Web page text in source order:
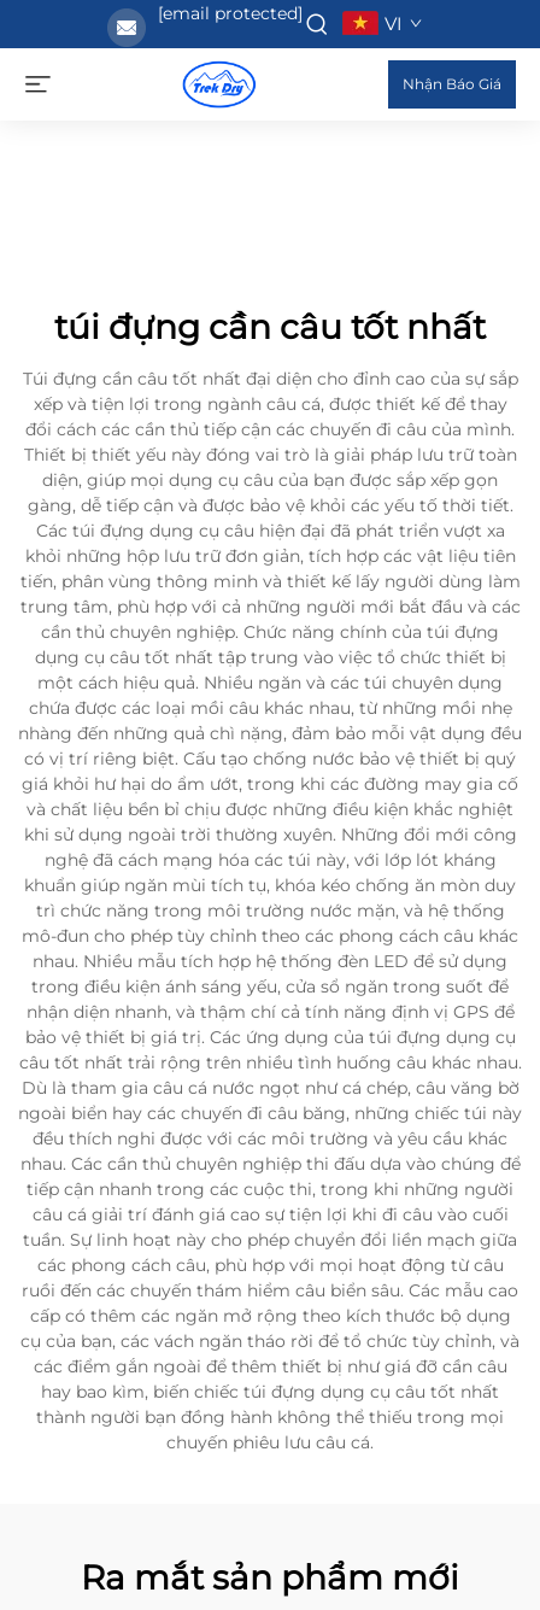
[email protected] VI
Nhận Báo Giá
túi đựng cần câu tốt nhất
Túi đựng cần câu tốt nhất đại diện cho đỉnh cao của sự sắp
xếp và tiện lợi trong ngành câu cá, được thiết kế để thay
đổi cách các cần thủ tiếp cận các chuyến đi câu của mình.
Thiết bị thiết yếu này đóng vai trò là giải pháp lưu trữ toàn
diện, giúp mọi dụng cụ câu của bạn được sắp xếp gọn
gàng, dễ tiếp cận và được bảo vệ khỏi các yếu tố thời tiết.
Các túi đựng dụng cụ câu hiện đại đã phát triển vượt xa
khỏi những hộp lưu trữ đơn giản, tích hợp các vật liệu tiên
tiến, phân vùng thông minh và thiết kế lấy người dùng làm
trung tâm, phù hợp với cả những người mới bắt đầu và các
cần thủ chuyên nghiệp. Chức năng chính của túi đựng
dụng cụ câu tốt nhất tập trung vào việc tổ chức thiết bị
một cách hiệu quả. Nhiều ngăn và các túi chuyên dụng
chứa được các loại mồi câu khác nhau, từ những mồi nhẹ
nhàng đến những quả chì nặng, đảm bảo mỗi vật dụng đều
có vị trí riêng biệt. Cấu tạo chống nước bảo vệ thiết bị quý
giá khỏi hư hại do ẩm ướt, trong khi các đường may gia cố
và chất liệu bền bỉ chịu được những điều kiện khắc nghiệt
khi sử dụng ngoài trời thường xuyên. Những đổi mới công
nghệ đã cách mạng hóa các túi này, với lớp lót kháng
khuẩn giúp ngăn mùi tích tụ, khóa kéo chống ăn mòn duy
trì chức năng trong môi trường nước mặn, và hệ thống
mô-đun cho phép tùy chỉnh theo các phong cách câu khác
nhau. Nhiều mẫu tích hợp hệ thống đèn LED để sử dụng
trong điều kiện ánh sáng yếu, cửa sổ ngăn trong suốt để
nhận diện nhanh, và thậm chí cả tính năng định vị GPS để
bảo vệ thiết bị giá trị. Các ứng dụng của túi đựng dụng cụ
câu tốt nhất trải rộng trên nhiều tình huống câu khác nhau.
Dù là tham gia câu cá nước ngọt như cá chép, câu văng bờ
ngoài biển hay các chuyến đi câu băng, những chiếc túi này
đều thích nghi được với các môi trường và yêu cầu khác
nhau. Các cần thủ chuyên nghiệp thi đấu dựa vào chúng để
tiếp cận nhanh trong các cuộc thi, trong khi những người
câu cá giải trí đánh giá cao sự tiện lợi khi đi câu vào cuối
tuần. Sự linh hoạt này cho phép chuyển đổi liền mạch giữa
các phong cách câu, phù hợp với mọi hoạt động từ câu
ruồi đến các chuyến thám hiểm câu biển sâu. Các mẫu cao
cấp có thêm các ngăn mở rộng theo kích thước bộ dụng
cụ của bạn, các vách ngăn tháo rời để tổ chức tùy chỉnh, và
các điểm gắn ngoài để thêm thiết bị như giá đỡ cần câu
hay bao kìm, biến chiếc túi đựng dụng cụ câu tốt nhất
thành người bạn đồng hành không thể thiếu trong mọi
chuyến phiêu lưu câu cá.
Ra mắt sản phẩm mới